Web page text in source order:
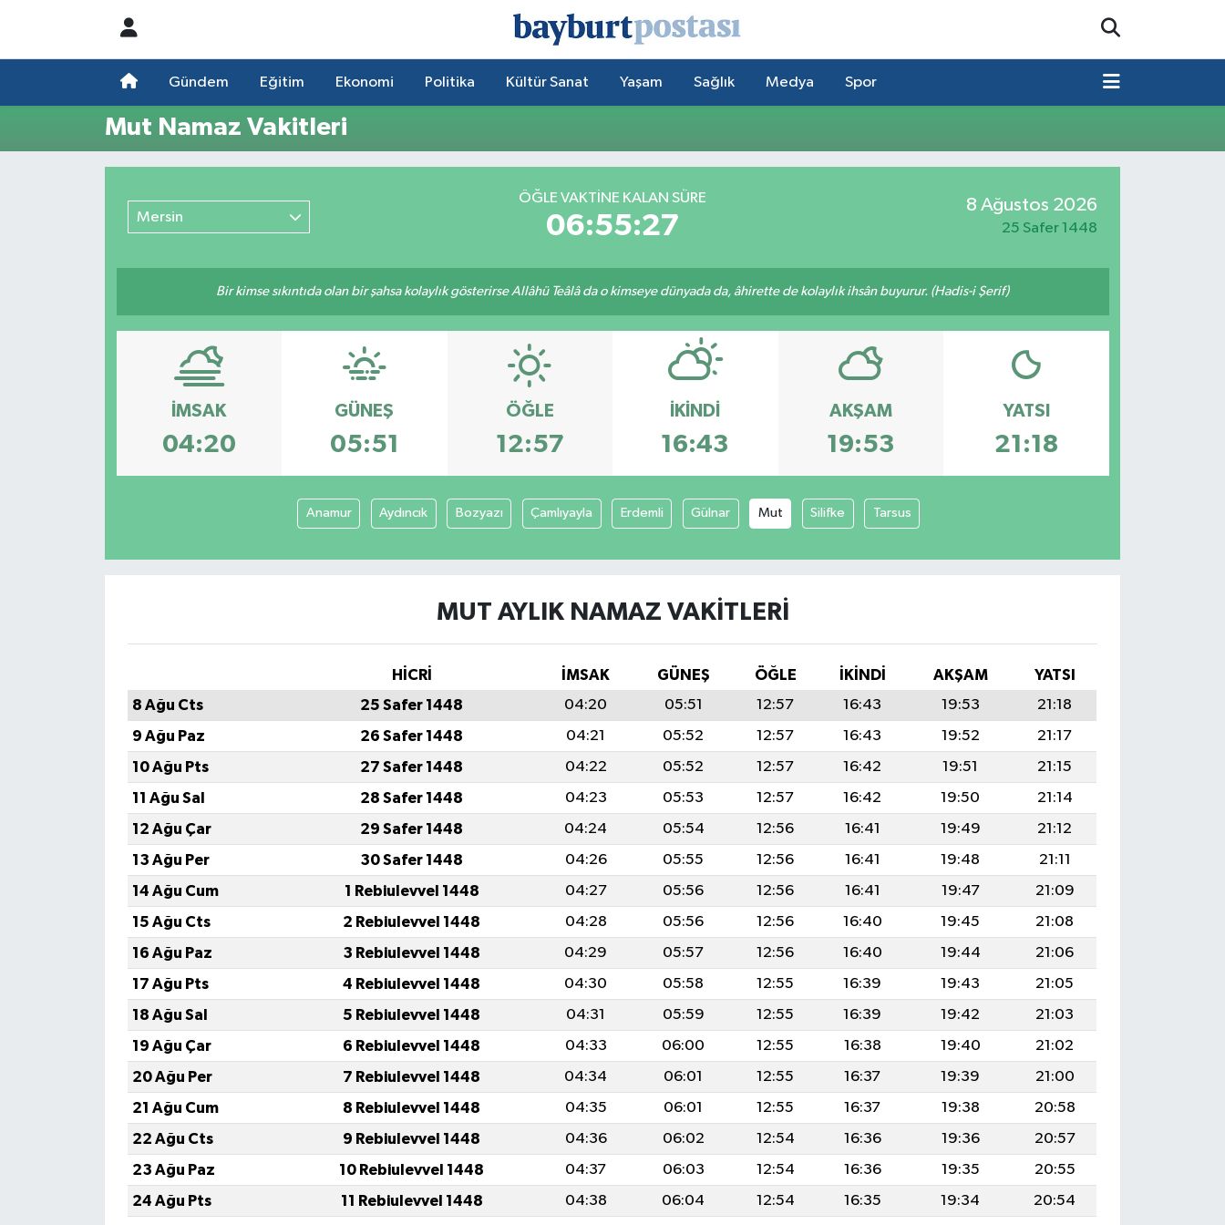
Gündem Eğitim Ekonomi Politika Kültür Sanat Yaşam Sağlık Medya Spor
Mut Namaz Vakitleri
Mersin
ÖĞLE VAKTİNE KALAN SÜRE
06:55:27
8 Ağustos 2026
25 Safer 1448
Bir kimse sıkıntıda olan bir şahsa kolaylık gösterirse Allâhü Teâlâ da o kimseye dünyada da, âhirette de kolaylık ihsân buyurur. (Hadis-i Şerif)
İMSAK
04:20
GÜNEŞ
05:51
ÖĞLE
12:57
İKINDI
16:43
AKŞAM
19:53
YATSI
21:18
Anamur Aydıncık Bozyazı Çamlıyayla Erdemli Gülnar Mut Silifke Tarsus
MUT AYLIK NAMAZ VAKITLERI
HİCRİ İMSAK GÜNEŞ ÖĞLE İKINDI AKŞAM
YATSI
8 Ağu Cts
25 Safer 1448 04:20 05:51 12:57 16:43 19:53
21:18
9 Ağu Paz
26 Safer 1448 04:21 05:52 12:57 16:43 19:52
21:17
10 Ağu Pts
27 Safer 1448 04:22 05:52 12:57 16:42 19:51
21:15
11 Ağu Sal
28 Safer 1448 04:23 05:53 12:57 16:42 19:50
21:14
12 Ağu Çar
29 Safer 1448 04:24 05:54 12:56 16:41 19:49
21:12
13 Ağu Per
30 Safer 1448 04:26 05:55 12:56 16:41 19:48
21:11
14 Ağu Cum
1 Rebiulevvel 1448 04:27 05:56 12:56 16:41 19:47
21:09
15 Ağu Cts
2 Rebiulevvel 1448 04:28 05:56 12:56 16:40 19:45
21:08
16 Ağu Paz
3 Rebiulevvel 1448 04:29 05:57 12:56 16:40 19:44
21:06
17 Ağu Pts
4 Rebiulevvel 1448 04:30 05:58 12:55 16:39 19:43
21:05
18 Ağu Sal
5 Rebiulevvel 1448 04:31 05:59 12:55 16:39 19:42
21:03
19 Ağu Çar
6 Rebiulevvel 1448 04:33 06:00 12:55 16:38 19:40
21:02
20 Ağu Per
7 Rebiulevvel 1448 04:34 06:01 12:55 16:37 19:39
21:00
21 Ağu Cum
8 Rebiulevvel 1448 04:35 06:01 12:55 16:37 19:38
20:58
22 Ağu Cts
9 Rebiulevvel 1448 04:36 06:02 12:54 16:36 19:36
20:57
23 Ağu Paz
10 Rebiulevvel 1448 04:37 06:03 12:54 16:36 19:35
20:55
24 Ağu Pts
11 Rebiulevvel 1448 04:38 06:04 12:54 16:35 19:34
20:54
Hava Durumu
Trafik Durumu
Son Dakika Haberleri